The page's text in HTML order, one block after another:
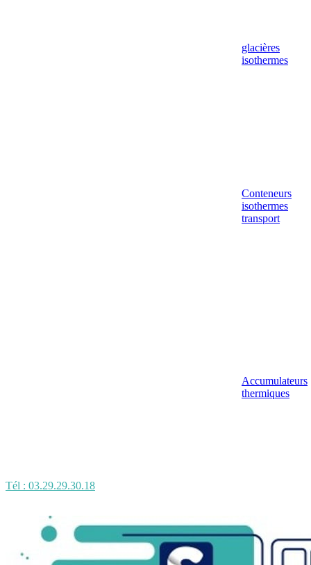
glacières
isothermes
Conteneurs
isothermes
transport
Accumulateurs
thermiques
Tél : 03.29.29.30.18